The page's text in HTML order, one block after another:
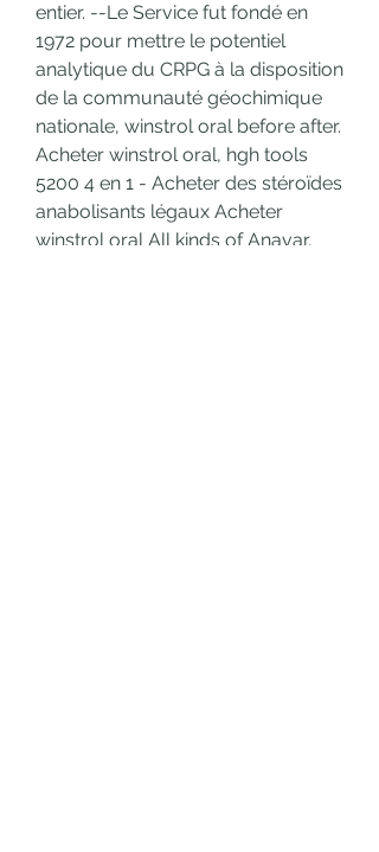
entier. --Le Service fut fondé en
1972 pour mettre le potentiel
analytique du CRPG à la disposition
de la communauté géochimique
nationale, winstrol oral before after.
Acheter winstrol oral, hgh tools
5200 4 en 1 - Acheter des stéroïdes
anabolisants légaux Acheter
winstrol oral All kinds of Anavar,